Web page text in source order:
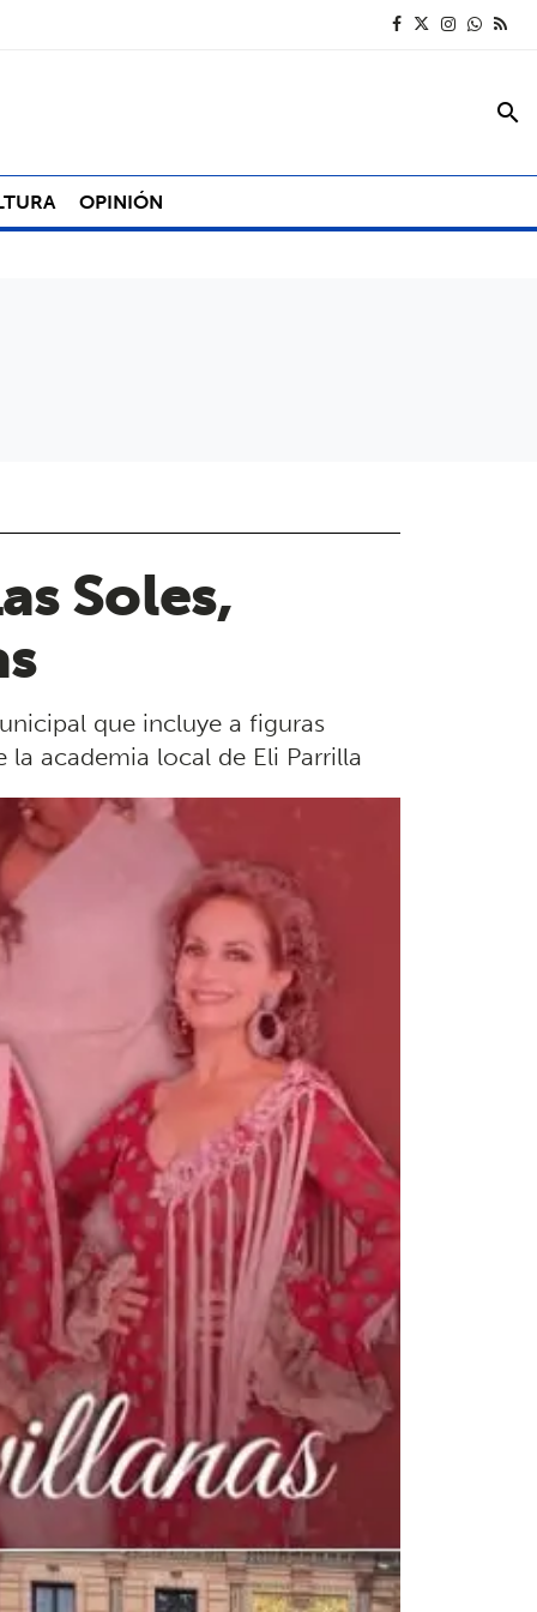
search
OPINIÓN
Soles,
que incluye a figuras
academia local de Eli Parrilla